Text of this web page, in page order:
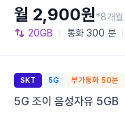
20GB 통화 300 분
월 2,900원*8개
SKT 5G 부가통화 50분
5G 조이 음성자유 5GB